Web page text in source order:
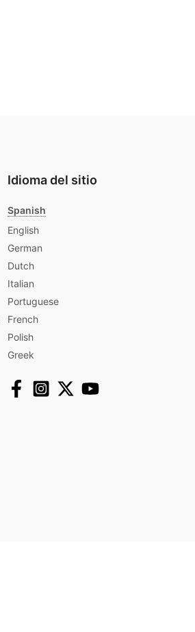
Idioma del sitio
Spanish
English
German
Dutch
Italian
Portuguese
French
Polish
Greek